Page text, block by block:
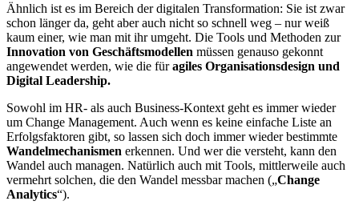
Ähnlich ist es im Bereich der digitalen Transformation: Sie ist zwar
schon länger da, geht aber auch nicht so schnell weg – nur weiß
kaum einer, wie man mit ihr umgeht. Die Tools und Methoden zur
Innovation von Geschäftsmodellen müssen genauso gekonnt
angewendet werden, wie die füragiles Organisationsdesign und
Digital Leadership.
Sowohl im HR- als auch Business-Kontext geht es immer wieder
um Change Management. Auch wenn es keine einfache Liste an
Erfolgsfaktoren gibt, so lassen sich doch immer wieder bestimmte
Wandelmechanismen erkennen. Und wer die versteht, kann den
Wandel auch managen. Natürlich auch mit Tools, mittlerweile auch
vermehrt solchen, die den Wandel messbar machen („Change
Analytics“).